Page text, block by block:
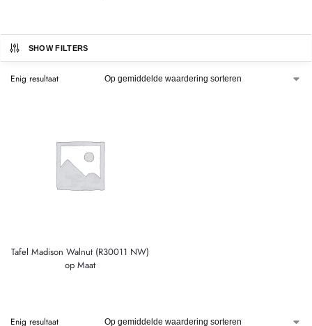
SHOW FILTERS
Enig resultaat
Tafel Madison Walnut (R30011 NW)
op Maat
Enig resultaat